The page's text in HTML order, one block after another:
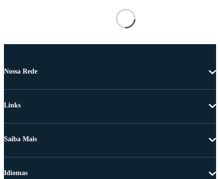
Nossa Rede
Links
Saiba Mais
Idiomas